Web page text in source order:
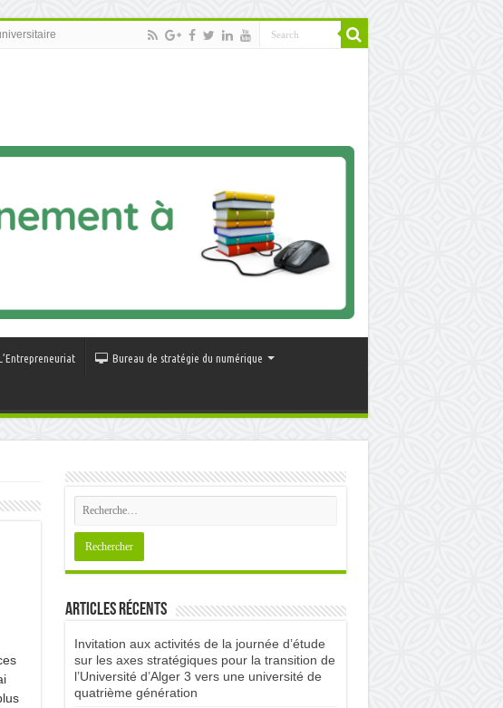
Bureau de stratégie du numérique
Articles récents
Invitation aux activités de la journée d’étude
sur les axes stratégiques pour la transition de
l’Université d’Alger 3 vers une université de
quatrième génération